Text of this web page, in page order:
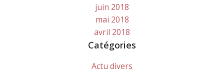
juin 2018
mai 2018
avril 2018
Catégories
Actu divers